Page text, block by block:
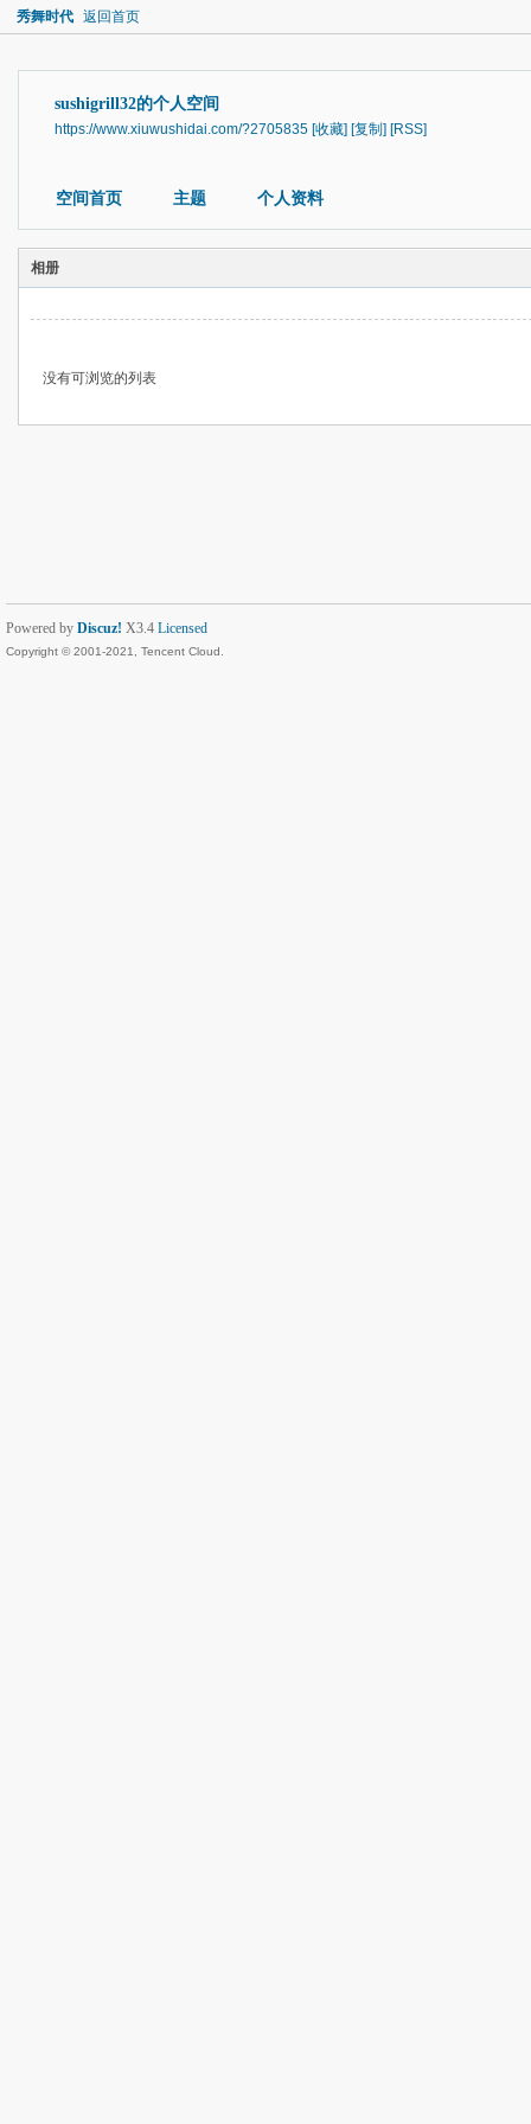
秀舞时代 返回首页
sushigrill32的个人空间
https://www.xiuwushidai.com/?2705835 [收藏] [复制] [RSS]
空间首页 主题 个人资料
相册
没有可浏览的列表
Powered by Discuz! X3.4 Licensed
Copyright © 2001-2021, Tencent Cloud.